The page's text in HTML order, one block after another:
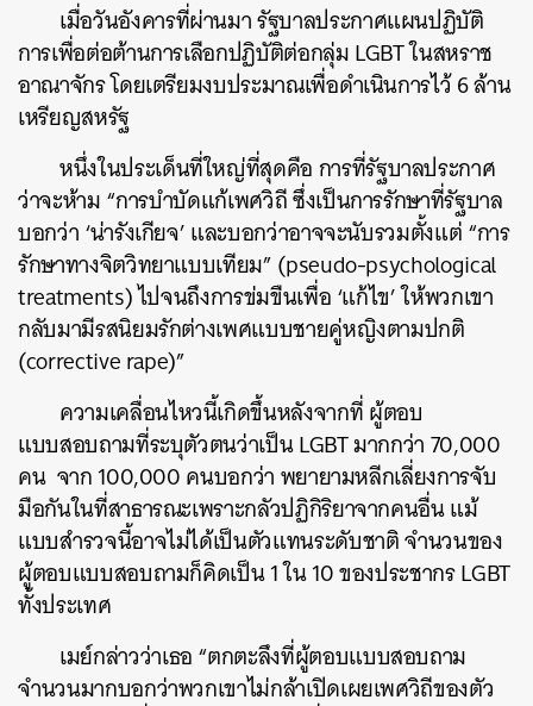
เมื่อวันอังคารที่ผ่านมา รัฐบาลประกาศแผนปฏิบัติ
การเพื่อต่อต้านการเลือกปฏิบัติต่อกลุ่ม LGBT ในสหราช
อาณาจักร โดยเตรียมงบประมาณเพื่อดำเนินการไว้ 6 ล้าน
เหรียญสหรัฐ
หนึ่งในประเด็นที่ใหญ่ที่สุดคือ การที่รัฐบาลประกาศ
ว่าจะห้าม “การบำบัดแก้เพศวิถี ซึ่งเป็นการรักษาที่รัฐบาล
บอกว่า ‘น่ารังเกียจ’ และบอกว่าอาจจะนับรวมตั้งแต่ “การ
รักษาทางจิตวิทยาแบบเทียม” (pseudo-psychological
treatments) ไปจนถึงการข่มขืนเพื่อ ‘แก้ไข’ ให้พวกเขา
กลับมามีรสนิยมรักต่างเพศแบบชายคู่หญิงตามปกติ
(corrective rape)”
ความเคลื่อนไหวนี้เกิดขึ้นหลังจากที่ ผู้ตอบ
แบบสอบถามที่ระบุตัวตนว่าเป็น LGBT มากกว่า 70,000
คน จาก 100,000 คนบอกว่า พยายามหลีกเลี่ยงการจับ
มือกันในที่สาธารณะเพราะกลัวปฏิกิริยาจากคนอื่น แม้
แบบสำรวจนี้อาจไม่ได้เป็นตัวแทนระดับชาติ จำนวนของ
ผู้ตอบแบบสอบถามก็คิดเป็น 1 ใน 10 ของประชากร LGBT
ทั้งประเทศ
เมย์กล่าวว่าเธอ “ตกตะลึงที่ผู้ตอบแบบสอบถาม
จำนวนมากบอกว่าพวกเขาไม่กล้าเปิดเผยเพศวิถีของตัว